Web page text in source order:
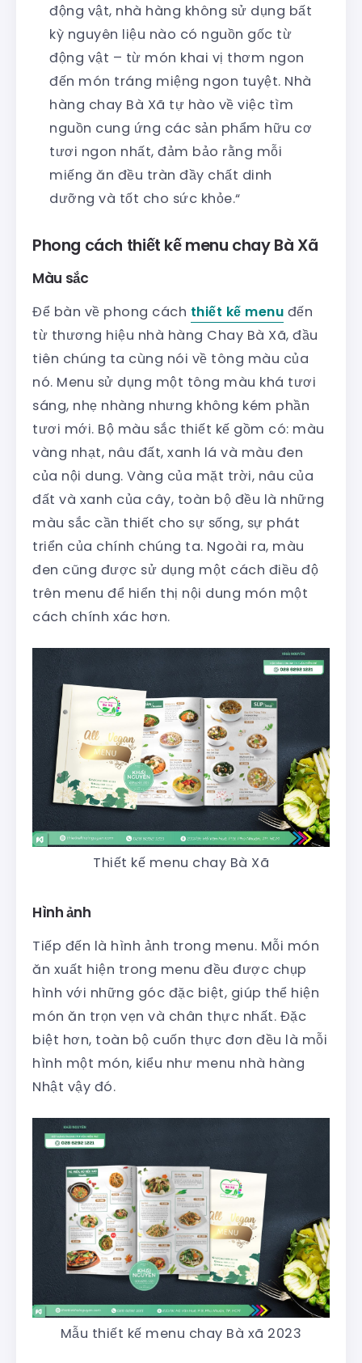
động vật, nhà hàng không sử dụng bất
kỳ nguyên liệu nào có nguồn gốc từ
động vật – từ món khai vị thơm ngon
đến món tráng miệng ngon tuyệt. Nhà
hàng chay Bà Xã tự hào về việc tìm
nguồn cung ứng các sản phẩm hữu cơ
tươi ngon nhất, đảm bảo rằng mỗi
miếng ăn đều tràn đầy chất dinh
dưỡng và tốt cho sức khỏe.“
Phong cách thiết kế menu chay Bà Xã
Màu sắc
Để bàn về phong cách thiết kế menu đến
từ thương hiệu nhà hàng Chay Bà Xã, đầu
tiên chúng ta cùng nói về tông màu của
nó. Menu sử dụng một tông màu khá tươi
sáng, nhẹ nhàng nhưng không kém phần
tươi mới. Bộ màu sắc thiết kế gồm có: màu
vàng nhạt, nâu đất, xanh lá và màu đen
của nội dung. Vàng của mặt trời, nâu của
đất và xanh của cây, toàn bộ đều là những
màu sắc cần thiết cho sự sống, sự phát
triển của chính chúng ta. Ngoài ra, màu
đen cũng được sử dụng một cách điều độ
trên menu để hiển thị nội dung món một
cách chính xác hơn.
Thiết kế menu chay Bà Xã
Hình ảnh
Tiếp đến là hình ảnh trong menu. Mỗi món
ăn xuất hiện trong menu đều được chụp
hình với những góc đặc biệt, giúp thể hiện
món ăn trọn vẹn và chân thực nhất. Đặc
biệt hơn, toàn bộ cuốn thực đơn đều là mỗi
hình một món, kiểu như menu nhà hàng
Nhật vậy đó.
Mẫu thiết kế menu chay Bà xã 2023